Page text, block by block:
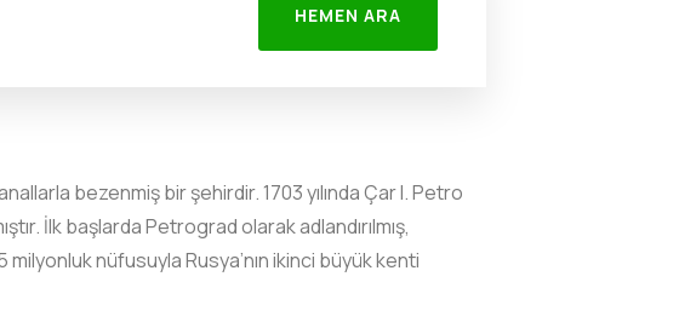
HEMEN ARA
bezenmiş bir şehirdir. 1703 yılında Çar I. Petro
İlk başlarda Petrograd olarak adlandırılmış,
nüfusuyla Rusya’nın ikinci büyük kenti